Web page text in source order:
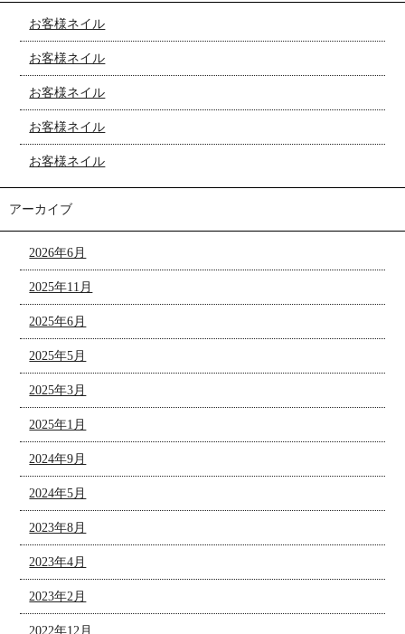
お客様ネイル
お客様ネイル
お客様ネイル
お客様ネイル
お客様ネイル
アーカイブ
2026年6月
2025年11月
2025年6月
2025年5月
2025年3月
2025年1月
2024年9月
2024年5月
2023年8月
2023年4月
2023年2月
2022年12月